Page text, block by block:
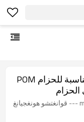
FB1300 (شقة Baffle) مناسبة للحزام POM